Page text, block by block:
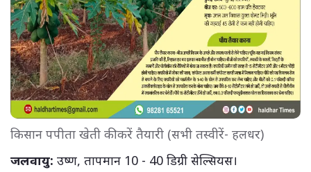
किसान पपीता खेती की करें तैयारी (सभी तस्वीरें- हलधर)
जलवायु: उष्ण, तापमान 10 - 40 डिग्री सेल्सियस।